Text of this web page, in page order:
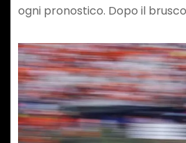
ogni pronostico. Dopo il